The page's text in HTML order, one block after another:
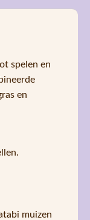
spelen en
en
muizen